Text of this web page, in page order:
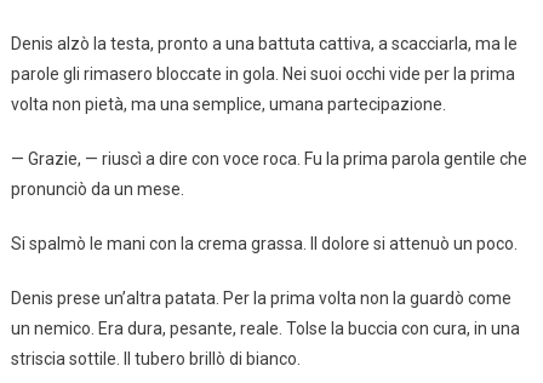
Denis alzò la testa, pronto a una battuta cattiva, a scacciarla, ma le
parole gli rimasero bloccate in gola. Nei suoi occhi vide per la prima
volta non pietà, ma una semplice, umana partecipazione.
— Grazie, — riuscì a dire con voce roca. Fu la prima parola gentile che
pronunciò da un mese.
Si spalmò le mani con la crema grassa. Il dolore si attenuò un poco.
Denis prese un’altra patata. Per la prima volta non la guardò come
un nemico. Era dura, pesante, reale. Tolse la buccia con cura, in una
striscia sottile. Il tubero brillò di bianco.